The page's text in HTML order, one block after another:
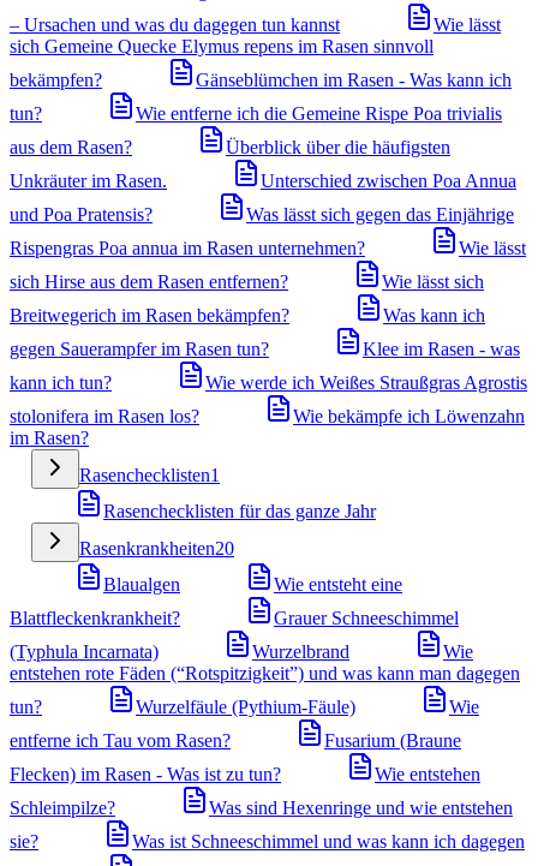
– Ursachen und was du dagegen tun kannst
Wie lässt
sich Gemeine Quecke Elymus repens im Rasen sinnvoll
bekämpfen?
Gänseblümchen im Rasen - Was kann ich
tun?
Wie entferne ich die Gemeine Rispe Poa trivialis
aus dem Rasen?
Überblick über die häufigsten
Unkräuter im Rasen.
Unterschied zwischen Poa Annua
und Poa Pratensis?
Was lässt sich gegen das Einjährige
Rispengras Poa annua im Rasen unternehmen?
Wie lässt
sich Hirse aus dem Rasen entfernen?
Wie lässt sich
Breitwegerich im Rasen bekämpfen?
Was kann ich
gegen Sauerampfer im Rasen tun?
Klee im Rasen - was
kann ich tun?
Wie werde ich Weißes Straußgras Agrostis
stolonifera im Rasen los?
Wie bekämpfe ich Löwenzahn
im Rasen?
Rasenchecklisten1
Rasenchecklisten für das ganze Jahr
Rasenkrankheiten20
Blaualgen
Wie entsteht eine
Blattfleckenkrankheit?
Grauer Schneeschimmel
(Typhula Incarnata)
Wurzelbrand
Wie
entstehen rote Fäden (“Rotspitzigkeit”) und was kann man dagegen
tun?
Wurzelfäule (Pythium-Fäule)
Wie
entferne ich Tau vom Rasen?
Fusarium (Braune
Flecken) im Rasen - Was ist zu tun?
Wie entstehen
Schleimpilze?
Was sind Hexenringe und wie entstehen
sie?
Was ist Schneeschimmel und was kann ich dagegen